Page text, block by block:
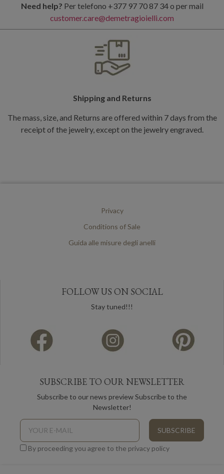
Need help? Per telefono +377 97 70 87 34 o per mail
customer.care@demetragioielli.com
Shipping and Returns
The mass, size, and Returns are offered within 7 days from the
receipt of the jewelry, except on the jewelry engraved.
Privacy
Conditions of Sale
Guida alle misure degli anelli
FOLLOW US ON SOCIAL
Stay tuned!!!
SUBSCRIBE TO OUR NEWSLETTER
Subscribe to our news preview Subscribe to the
Newsletter!
By proceeding you agree to the privacy policy